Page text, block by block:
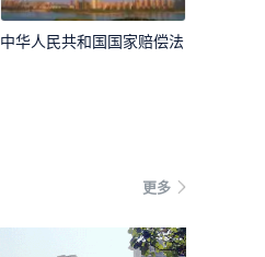
中华人民共和国国家赔偿法
更多